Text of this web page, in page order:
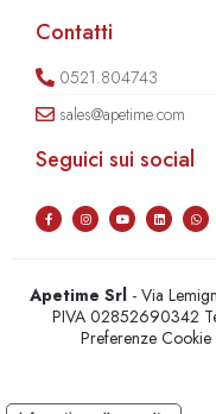
Contatti
0521.804743
sales@apetime.com
Seguici sui social
Apetime Srl - Via
PIVA 02852690342
Preferenze Cookie